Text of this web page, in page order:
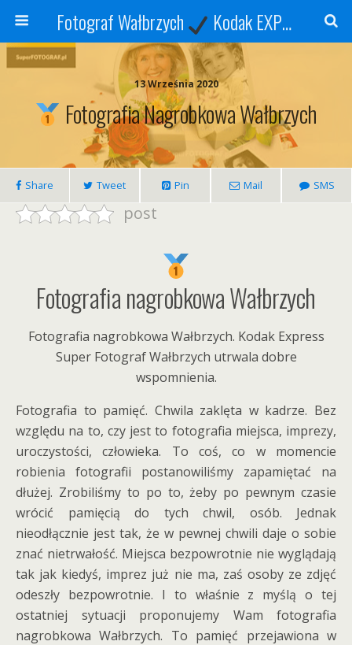
Fotograf Wałbrzych Kodak EXPRESS
13 Września 2020
Fotografia Nagrobkowa Wałbrzych
Share Tweet Pin Mail SMS
post
Fotografia nagrobkowa Wałbrzych
Fotografia nagrobkowa Wałbrzych. Kodak Express
Super Fotograf Wałbrzych utrwala dobre
wspomnienia.
Fotografia to pamięć. Chwila zaklęta w kadrze. Bez
względu na to, czy jest to fotografia miejsca, imprezy,
uroczystości, człowieka. To coś, co w momencie
robienia fotografii postanowiliśmy zapamiętać na
dłużej. Zrobiliśmy to po to, żeby po pewnym czasie
wrócić pamięcią do tych chwil, osób. Jednak
nieodłącznie jest tak, że w pewnej chwili daje o sobie
znać nietrwałość. Miejsca bezpowrotnie nie wyglądają
tak jak kiedyś, imprez już nie ma, zaś osoby ze zdjęć
odeszły bezpowrotnie. I to właśnie z myślą o tej
ostatniej sytuacji proponujemy Wam fotografia
nagrobkowa Wałbrzych. To pamięć przejawiona w